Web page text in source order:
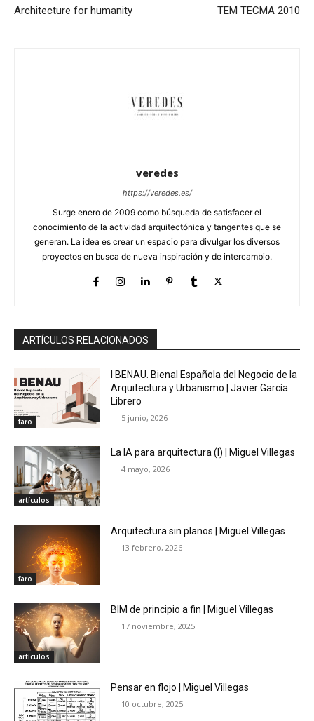
Architecture for humanity TEM TECMA 2010
veredes
https://veredes.es/
Surge enero de 2009 como búsqueda de satisfacer el
conocimiento de la actividad arquitectónica y tangentes que se
generan. La idea es crear un espacio para divulgar los diversos
proyectos en busca de nueva inspiración y de intercambio.
ARTÍCULOS RELACIONADOS
faro
I BENAU. Bienal Española del Negocio de la
Arquitectura y Urbanismo | Javier García
Librero
5 junio, 2026
artículos
La IA para arquitectura (I) | Miguel Villegas
4 mayo, 2026
faro
Arquitectura sin planos | Miguel Villegas
13 febrero, 2026
artículos
BIM de principio a fin | Miguel Villegas
17 noviembre, 2025
Pensar en flojo | Miguel Villegas
10 octubre, 2025